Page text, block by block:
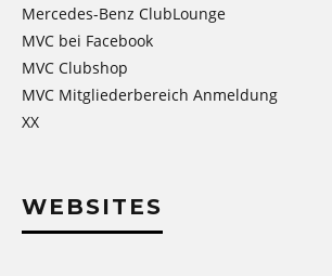
Mercedes-Benz ClubLounge
MVC bei Facebook
MVC Clubshop
MVC Mitgliederbereich Anmeldung
XX
WEBSITES